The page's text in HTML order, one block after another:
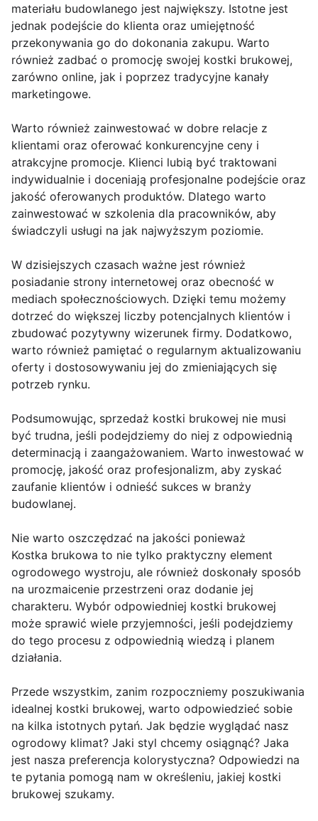
materiału budowlanego jest największy. Istotne jest
jednak podejście do klienta oraz umiejętność
przekonywania go do dokonania zakupu. Warto
również zadbać o promocję swojej kostki brukowej,
zarówno online, jak i poprzez tradycyjne kanały
marketingowe.
Warto również zainwestować w dobre relacje z
klientami oraz oferować konkurencyjne ceny i
atrakcyjne promocje. Klienci lubią być traktowani
indywidualnie i doceniają profesjonalne podejście oraz
jakość oferowanych produktów. Dlatego warto
zainwestować w szkolenia dla pracowników, aby
świadczyli usługi na jak najwyższym poziomie.
W dzisiejszych czasach ważne jest również
posiadanie strony internetowej oraz obecność w
mediach społecznościowych. Dzięki temu możemy
dotrzeć do większej liczby potencjalnych klientów i
zbudować pozytywny wizerunek firmy. Dodatkowo,
warto również pamiętać o regularnym aktualizowaniu
oferty i dostosowywaniu jej do zmieniających się
potrzeb rynku.
Podsumowując, sprzedaż kostki brukowej nie musi
być trudna, jeśli podejdziemy do niej z odpowiednią
determinacją i zaangażowaniem. Warto inwestować w
promocję, jakość oraz profesjonalizm, aby zyskać
zaufanie klientów i odnieść sukces w branży
budowlanej.
Nie warto oszczędzać na jakości ponieważ
Kostka brukowa to nie tylko praktyczny element
ogrodowego wystroju, ale również doskonały sposób
na urozmaicenie przestrzeni oraz dodanie jej
charakteru. Wybór odpowiedniej kostki brukowej
może sprawić wiele przyjemności, jeśli podejdziemy
do tego procesu z odpowiednią wiedzą i planem
działania.
Przede wszystkim, zanim rozpoczniemy poszukiwania
idealnej kostki brukowej, warto odpowiedzieć sobie
na kilka istotnych pytań. Jak będzie wyglądać nasz
ogrodowy klimat? Jaki styl chcemy osiągnąć? Jaka
jest nasza preferencja kolorystyczna? Odpowiedzi na
te pytania pomogą nam w określeniu, jakiej kostki
brukowej szukamy.